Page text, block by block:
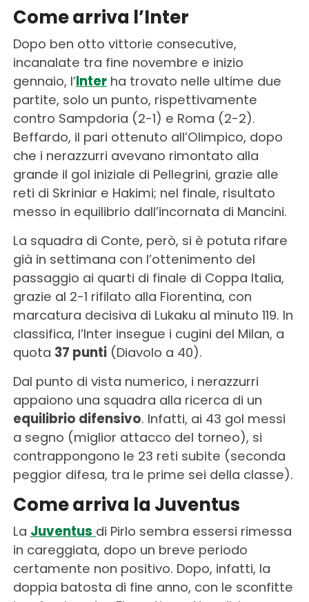
Come arriva l’Inter
Dopo ben otto vittorie consecutive,
incanalate tra fine novembre e inizio
gennaio, l’Interha trovato nelle ultime due
partite, solo un punto, rispettivamente
contro Sampdoria (2-1) e Roma (2-2).
Beffardo, il pari ottenuto all’Olimpico, dopo
che i nerazzurri avevano rimontato alla
grande il gol iniziale di Pellegrini, grazie alle
reti di Skriniar e Hakimi; nel finale, risultato
messo in equilibrio dall’incornata di Mancini.
La squadra di Conte, però, si è potuta rifare
già in settimana con l’ottenimento del
passaggio ai quarti di finale di Coppa Italia,
grazie al 2-1 rifilato alla Fiorentina, con
marcatura decisiva di Lukaku al minuto 119. In
classifica, l’Inter insegue i cugini del Milan, a
quota 37 punti(Diavolo a 40).
Dal punto di vista numerico, i nerazzurri
appaiono una squadra alla ricerca di un
equilibrio difensivo. Infatti, ai 43 gol messi
a segno (miglior attacco del torneo), si
contrappongono le 23 reti subite (seconda
peggior difesa, tra le prime sei della classe).
Come arriva la Juventus
La Juventus di Pirlo sembra essersi rimessa
in careggiata, dopo un breve periodo
certamente non positivo. Dopo, infatti, la
doppia batosta di fine anno, con le sconfitte